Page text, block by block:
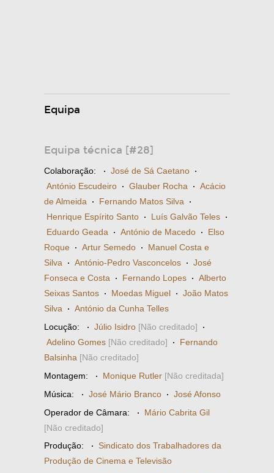
Equipa
Equipa técnica [#28]
Colaboração: · José de Sá Caetano ·
António Escudeiro · Glauber Rocha · Acácio
de Almeida · Fernando Matos Silva ·
Henrique Espírito Santo · Luís Galvão Teles ·
Eduardo Geada · António de Macedo · Elso
Roque · Artur Semedo · Manuel Costa e
Silva · António-Pedro Vasconcelos · José
Fonseca e Costa · Fernando Lopes · Alberto
Seixas Santos · Moedas Miguel · João Matos
Silva · António da Cunha Telles
Locução: · Júlio Isidro [Não creditado] ·
Adelino Gomes [Não creditado] · Fernando
Balsinha [Não creditado]
Montagem: · Monique Rutler [Não creditada]
Música: · José Mário Branco · José Afonso
Operador de Câmara: · Mário Cabrita Gil
[Não creditado]
Produção: · Sindicato dos Trabalhadores da
Produção de Cinema e Televisão